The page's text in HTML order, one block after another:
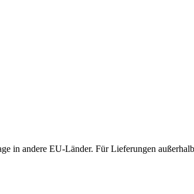
in andere EU-Länder. Für Lieferungen